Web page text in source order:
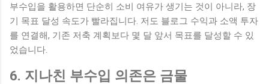
부수입을 활용하면 단순히 소비 여유가 생기는 것이 아니라, 장
기 목표 달성 속도가 빨라집니다. 저도 블로그 수익과 소액 투자
를 연결해, 기존 저축 계획보다 몇 달 앞서 목표를 달성할 수 있
었습니다.
6. 지나친 부수입 의존은 금물